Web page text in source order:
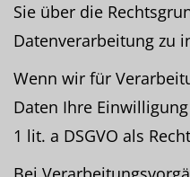
Sie über die
Datenverarbeitung zu
Wenn wir für
Daten Ihre
1 lit. a DSGVO als